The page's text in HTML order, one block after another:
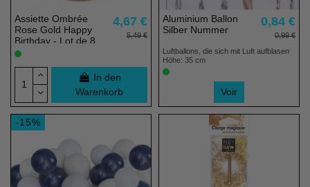
Assiette Ombrée
Rose Gold Happy
Birthday - Lot de 8
4,67 €
5,49 €
In den
Warenkorb
Aluminium Ballon
Silber Nummer
0,84 €
0,99 €
Luftballons, die sich mit Luft aufblasen
Höhe: 35 cm
Voir
-15%